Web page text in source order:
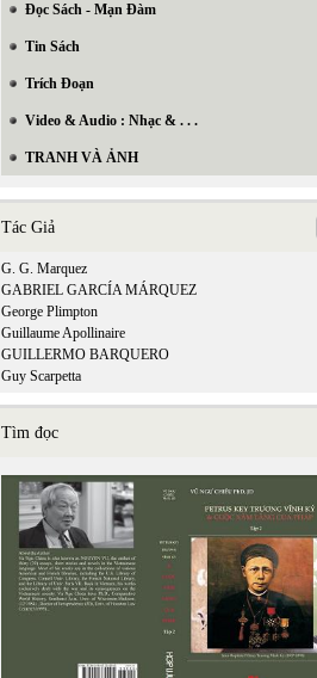
Đọc Sách - Mạn Đàm
Tin Sách
Trích Đoạn
Video & Audio : Nhạc & . . .
TRANH VÀ ẢNH
Tác Giả
G. G. Marquez
GABRIEL GARCÍA MÁRQUEZ
George Plimpton
Guillaume Apollinaire
GUILLERMO BARQUERO
Guy Scarpetta
Tìm đọc